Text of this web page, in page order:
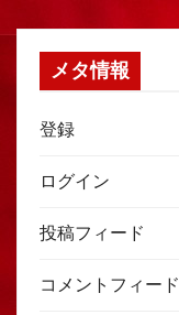
メタ情報
登録
ログイン
投稿フィード
コメントフィード